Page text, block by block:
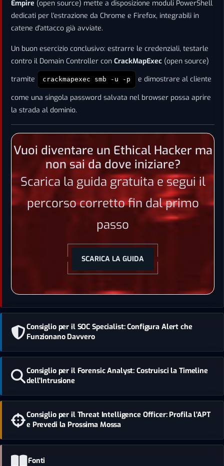
Empire (open source) mette a disposizione moduli PowerShell
dedicati per l'estrazione da Chrome e Firefox, integrabili in
catene d'attacco già avviate.
Un buon esercizio conclusivo: estrarre le credenziali, testarle
contro il Domain Controller con CrackMapExec (open source)
tramite
crackmapexec smb -u -p
e dimostrare al cliente
come una singola password salvata nel browser possa aprire
la strada al dominio.
Vuoi diventare un Ethical Hacker ma
non sai da dove iniziare?
Scarica la guida gratuita e segui il
percorso corretto fin dal primo
passo
SCARICA LA GUIDA
Consiglio per il SOC Specialist: Configura Alert che
Funzionano Davvero
Consiglio per il Forensic Analyst: Costruisci la Timeline
dell'Intrusione
Consiglio per il Threat Intelligence Officer: Profila l'APT
e Prevedi la Prossima Mossa
Fonti